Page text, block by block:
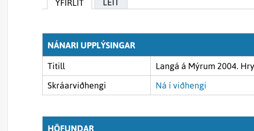
YFIRLIT LEIT
NÁNARI UPPLÝSINGAR
Titill
Langá á Mýrum 2004.
Skráarviðhengi
Ná í viðhengi
HÖFUNDAR